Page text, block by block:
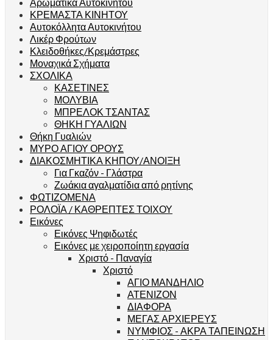
ΚΡΕΜΑΣΤΑ ΚΙΝΗΤΟΥ
Αυτοκόλλητα Αυτοκινήτου
Λικέρ Φρούτων
Κλειδοθήκες/Κρεμάστρες
Μοναχικά Σχήματα
ΣΧΟΛΙΚΑ
ΚΑΣΕΤΙΝΕΣ
ΜΟΛΥΒΙΑ
ΜΠΡΕΛΟΚ ΤΣΑΝΤΑΣ
ΘΗΚΗ ΓΥΑΛΙΩΝ
Θήκη Γυαλιών
ΜΥΡΟ ΑΓΙΟΥ ΟΡΟΥΣ
ΔΙΑΚΟΣΜΗΤΙΚΑ ΚΗΠΟΥ/ΑΝΟΙΞΗ
Για Γκαζόν - Γλάστρα
Ζωάκια αγαλματίδια από ρητίνης
ΦΩΤΙΖΟΜΕΝΑ
ΡΟΛΟΪΑ / ΚΑΘΡΕΠΤΕΣ ΤΟΙΧΟΥ
Εικόνες
Εικόνες Ψηφιδωτές
Εικόνες με χειροποίητη εργασία
Χριστό - Παναγία
Χριστό
ΑΓΙΟ ΜΑΝΔΗΛΙΟ
ΑΤΕΝΙΖΟΝ
ΔΙΑΦΟΡΑ
ΜΕΓΑΣ ΑΡΧΙΕΡΕΥΣ
ΝΥΜΦΙΟΣ - ΑΚΡΑ ΤΑΠΕΙΝΩΣΗ